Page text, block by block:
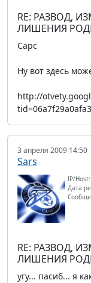
RE: РАЗВОД,
ЛИШЕНИЯ
Сарс
Ну вот здесь
http://
3 апреля 2009 14:50
Sars
IP/
Дата
RE: РАЗВОД,
ЛИШЕНИЯ
угу... пасиб... я